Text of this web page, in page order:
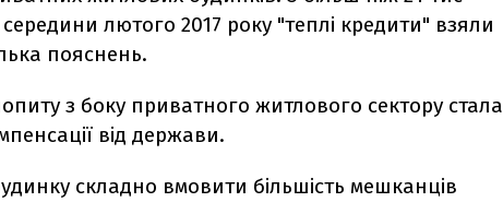
лютого 2017 року "теплі кредити" взяли
пояснень.
з боку приватного житлового сектору стала
від держави.
складно вмовити більшість мешканців